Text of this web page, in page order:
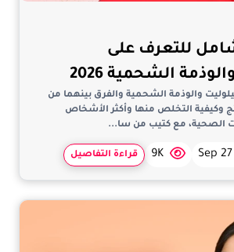
للتعرف على
الشحمية 2026
والوذمة الشحمية والفرق بينهما من
وكيفية التخلص منها وأكثر الأشخاص
الصحية، مع كتيب من سا...
Sep
9K قراءة التفاصيل